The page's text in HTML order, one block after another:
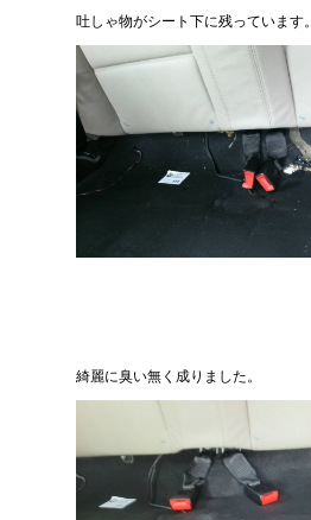
吐しゃ物がシート下に残っています。
綺麗に臭い無く成りました。